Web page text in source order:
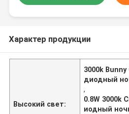
Характер продукции
Высокий свет:
3000k
диодный
,
0.8W 3000k
иодный